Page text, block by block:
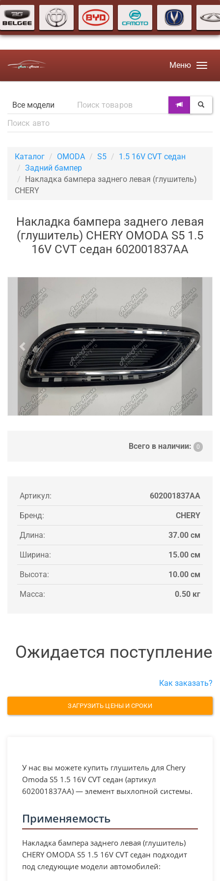
Меню
Каталог OMODA S5
1.5 16V CVT седан
Задний бампер
Накладка бампера заднего левая (глушитель)
CHERY
Накладка бампера заднего левая
(глушитель) CHERY OMODA S5 1.5
16V CVT седан 602001837AA
Всего в наличии: 0
Артикул: 602001837AA
Бренд: CHERY
Длина: 37.00 см
Ширина: 15.00 см
Высота: 10.00 см
Масса: 0.50 кг
Ожидается поступление
Как заказать?
ЗАГРУЗИТЬ ЦЕНЫ И СРОКИ
У нас вы можете купить глушитель для Chery
Omoda S5 1.5 16V CVT седан (артикул
602001837AA) — элемент выхлопной системы.
Применяемость
Накладка бампера заднего левая (глушитель)
CHERY OMODA S5 1.5 16V CVT седан подходит
под следующие модели автомобилей: